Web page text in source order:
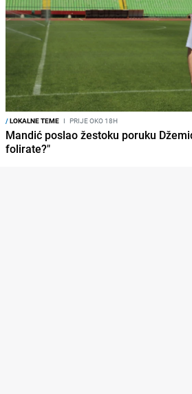
/LOKALNE TEME I PRIJE OKO 18H
Mandić poslao žestoku poruku
folirate?"